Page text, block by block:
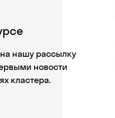
нашу рассылку
новости
кластера.